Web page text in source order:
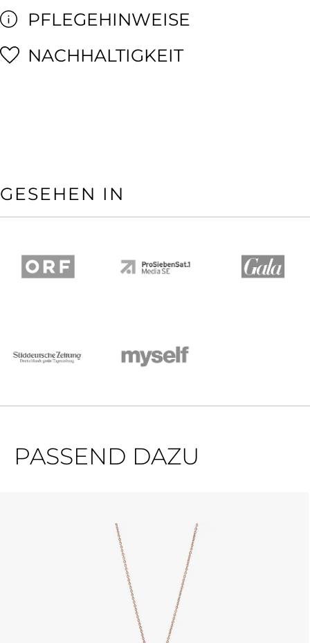
PFLEGEHINWEISE
NACHHALTIGKEIT
GESEHEN IN
PASSEND DAZU